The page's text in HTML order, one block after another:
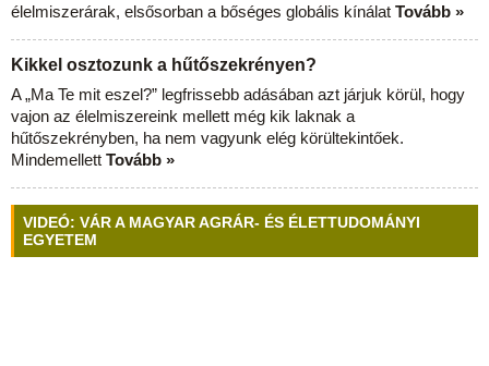
élelmiszerárak, elsősorban a bőséges globális kínálat Tovább »
Kikkel osztozunk a hűtőszekrényen?
A „Ma Te mit eszel?” legfrissebb adásában azt járjuk körül, hogy
vajon az élelmiszereink mellett még kik laknak a
hűtőszekrényben, ha nem vagyunk elég körültekintőek.
Mindemellett Tovább »
VIDEÓ: VÁR A MAGYAR AGRÁR- ÉS ÉLETTUDOMÁNYI
EGYETEM